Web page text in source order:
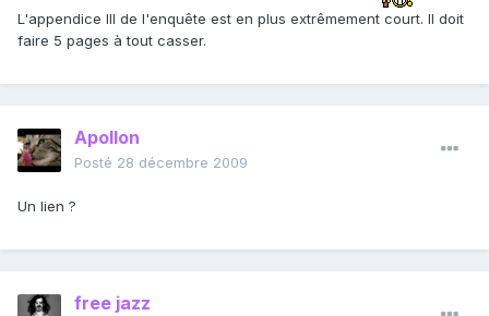
L'appendice III de l'enquête est en plus extrêmement court. Il doit
faire 5 pages à tout casser.
Apollon
Posté 28 décembre 2009
Un lien ?
free jazz